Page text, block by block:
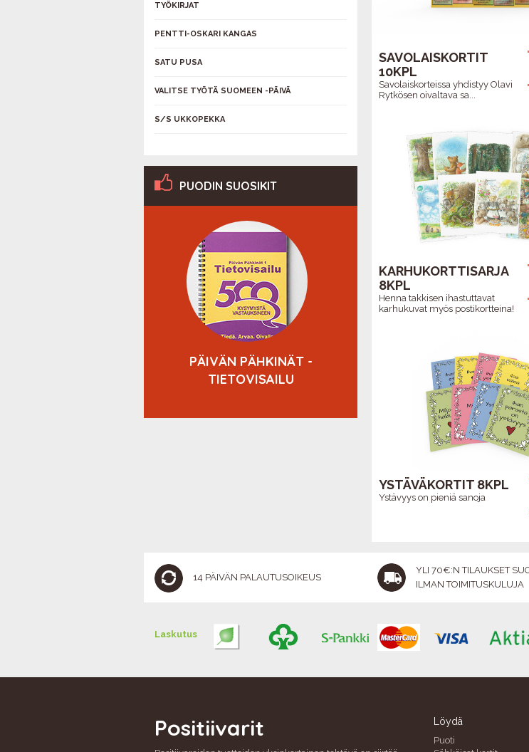
SAVOLAISKORTIT
10KPL
Savolaiskorteissa yhdistyy Olavi
Rytkösen oivaltava sa...
KARHUKORTTISARJA
8KPL
Henna takkisen ihastuttavat
karhukuvat myös postikortteina!
YSTÄVÄKORTIT 8KPL
Ystävyys on pieniä sanoja
TYÖKIRJAT
PENTTI-OSKARI KANGAS
SATU PUSA
VALITSE TYÖTÄ SUOMEEN -PÄIVÄ
S/S UKKOPEKKA
PUODIN SUOSIKIT
PÄIVÄN PÄHKINÄT -
TIETOVISAILU
VUOSIMUKI 1976
14 PÄIVÄN PALAUTUSOIKEUS
YLI 70€:N TILAUKSET
ILMAN TOIMITUSKULUJA
Laskutus
Positiivarit Löydä
Puoti